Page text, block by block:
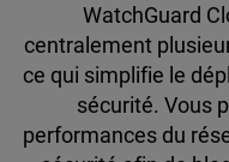
WatchGuard
centralement
ce qui simplifie le
sécurité. Vous
performances du